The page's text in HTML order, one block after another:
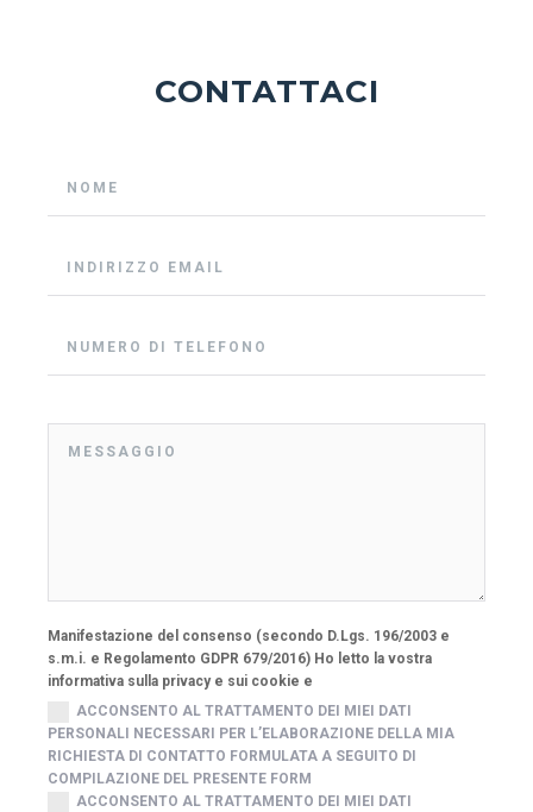
CONTATTACI
Manifestazione del consenso (secondo D.Lgs. 196/2003 e
s.m.i. e Regolamento GDPR 679/2016) Ho letto la vostra
informativa sulla privacy e sui cookie e
ACCONSENTO AL TRATTAMENTO DEI MIEI DATI
PERSONALI NECESSARI PER L’ELABORAZIONE DELLA MIA
RICHIESTA DI CONTATTO FORMULATA A SEGUITO DI
COMPILAZIONE DEL PRESENTE FORM
ACCONSENTO AL TRATTAMENTO DEI MIEI DATI